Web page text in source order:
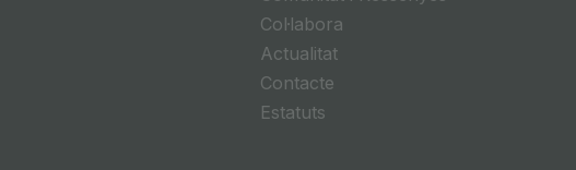
Col·labora
Actualitat
Contacte
Estatuts